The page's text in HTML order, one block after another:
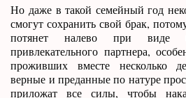
Но даже в такой семейный год
смогут сохранить свой брак,
потянет налево при виде
привлекательного партнера,
проживших вместе несколько
верные и преданные по натуре
приложат все силы, чтобы